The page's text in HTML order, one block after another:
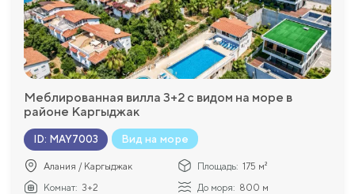
Меблированная вилла 3+2 с видом на море в
районе Каргыджак
ID: MAY7003 Вид на море
Алания / Каргыджак Площадь: 175 м²
Комнат: 3+2 До моря: 800 м